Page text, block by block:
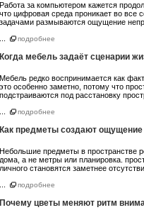
Работа за компьютером кажется
что цифровая среда проникает во
задачами размываются ощущение
подробнее
Когда мебель задаёт сценарии
Мебель редко воспринимается как
это особенно заметно, потому что
подстраиваются под расстановку
подробнее
Как предметы создают
Небольшие предметы в пространстве
дома, а не метры или планировка.
личного становятся заметнее
подробнее
Почему цветы меняют ритм